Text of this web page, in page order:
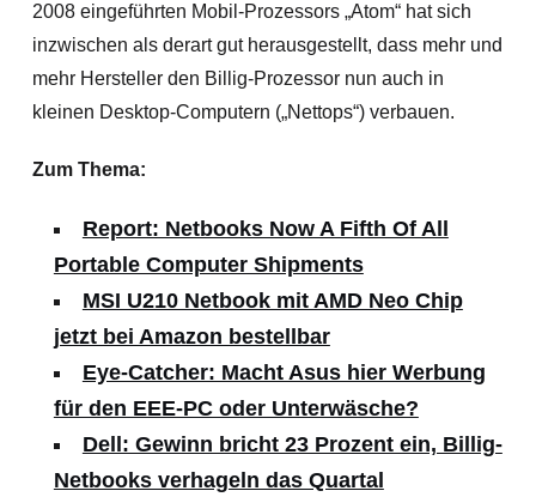
2008 eingeführten Mobil-Prozessors „Atom“ hat sich
inzwischen als derart gut herausgestellt, dass mehr und
mehr Hersteller den Billig-Prozessor nun auch in
kleinen Desktop-Computern („Nettops“) verbauen.
Zum Thema:
Report: Netbooks Now A Fifth Of All
Portable Computer Shipments
MSI U210 Netbook mit AMD Neo Chip
jetzt bei Amazon bestellbar
Eye-Catcher: Macht Asus hier Werbung
für den EEE-PC oder Unterwäsche?
Dell: Gewinn bricht 23 Prozent ein, Billig-
Netbooks verhageln das Quartal